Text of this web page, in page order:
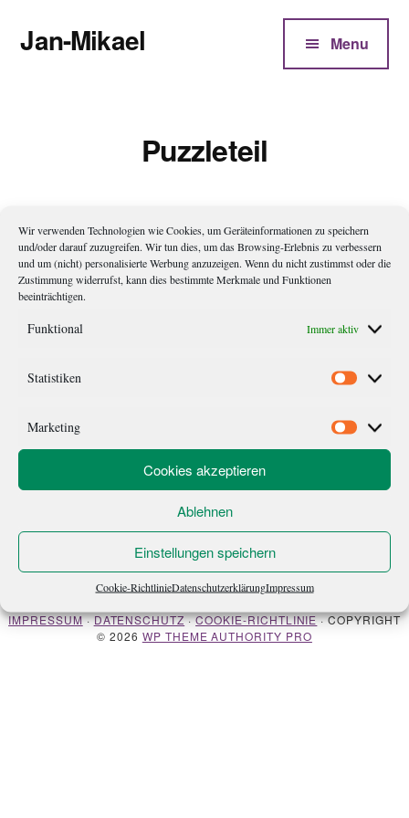
Wir verwenden Technologien wie Cookies, um Geräteinformationen zu speichern
und/oder darauf zuzugreifen. Wir tun dies, um das Browsing-Erlebnis zu verbessern
und um (nicht) personalisierte Werbung anzuzeigen. Wenn du nicht zustimmst oder die
Zustimmung widerrufst, kann dies bestimmte Merkmale und Funktionen
beeinträchtigen.
Funktional Immer aktiv
Statistiken
Marketing
Cookies akzeptieren
Ablehnen
Einstellungen speichern
Cookie-RichtlinieDatenschutzerklärungImpressum
Inhalt
springen
menu
Jan-Mikael Menu
Puzzleteil
Puzzle
Schon als sie klopft, fürchtet sie, dass er sie diesmal nicht
hereinbitten wird. Mit zittriger Hand drückt sie die Klinke
Stuhl ist beseite geschoben. Auf dem Tisch, auf dem sie
ÜBER MICH NEWSLETTER
IMPRESSUM·DATENSCHUTZ·COOKIE-RICHTLINIE· COPYRIGHT
© 2026 WP THEME AUTHORITY PRO